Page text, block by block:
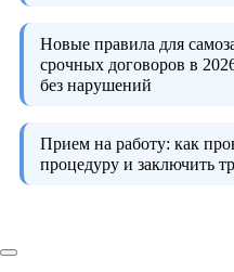
Новые правила для
срочных договоров в
без нарушений
Прием на работу: как
процедуру и заключить